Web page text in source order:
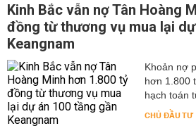
Kinh Bắc vẫn nợ Tân Hoàng
đồng từ thương vụ mua lại
Keangnam
hơn 1.800
hạch toán
CHỦ ĐẦU TƯ